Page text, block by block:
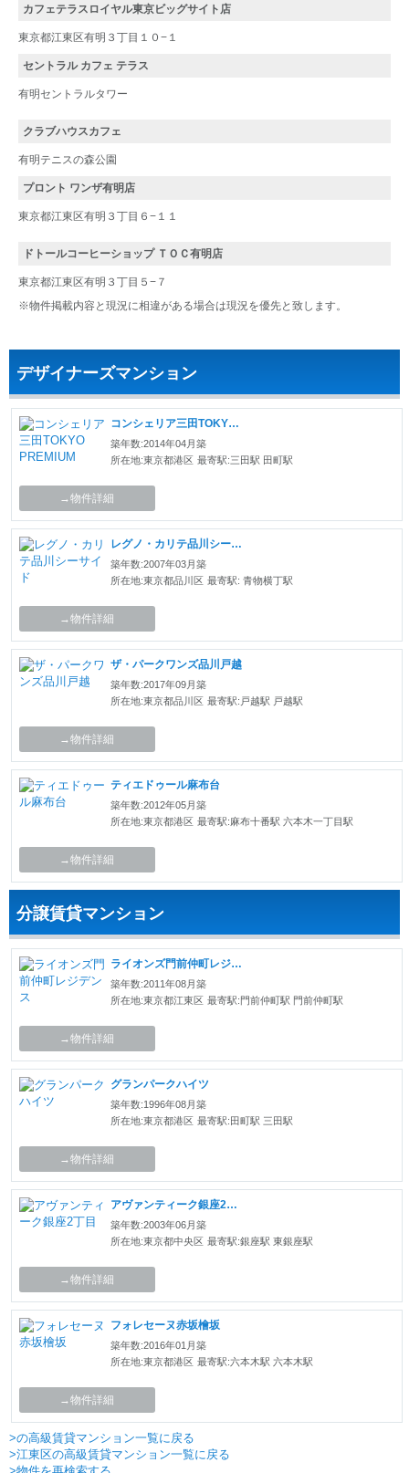
カフェテラスロイヤル東京ビッグサイト店
東京都江東区有明３丁目１０−１
セントラル カフェ テラス
有明セントラルタワー
クラブハウスカフェ
有明テニスの森公園
プロント ワンザ有明店
東京都江東区有明３丁目６−１１
ドトールコーヒーショップ ＴＯＣ有明店
東京都江東区有明３丁目５−７
※物件掲載内容と現況に相違がある場合は現況を優先と致します。
デザイナーズマンション
コンシェリア三田TOKYO PREMIUM
築年数:2014年04月築
所在地:東京都港区 最寄駅:三田駅 田町駅
→物件詳細
レグノ・カリテ品川シーサイド
築年数:2007年03月築
所在地:東京都品川区 最寄駅: 青物横丁駅
→物件詳細
ザ・パークワンズ品川戸越
築年数:2017年09月築
所在地:東京都品川区 最寄駅:戸越駅 戸越駅
→物件詳細
ティエドゥール麻布台
築年数:2012年05月築
所在地:東京都港区 最寄駅:麻布十番駅 六本木一丁目駅
→物件詳細
分譲賃貸マンション
ライオンズ門前仲町レジデンス
築年数:2011年08月築
所在地:東京都江東区 最寄駅:門前仲町駅 門前仲町駅
→物件詳細
グランパークハイツ
築年数:1996年08月築
所在地:東京都港区 最寄駅:田町駅 三田駅
→物件詳細
アヴァンティーク銀座2丁目
築年数:2003年06月築
所在地:東京都中央区 最寄駅:銀座駅 東銀座駅
→物件詳細
フォレセーヌ赤坂檜坂
築年数:2016年01月築
所在地:東京都港区 最寄駅:六本木駅 六本木駅
→物件詳細
>の高級賃貸マンション一覧に戻る
>江東区の高級賃貸マンション一覧に戻る